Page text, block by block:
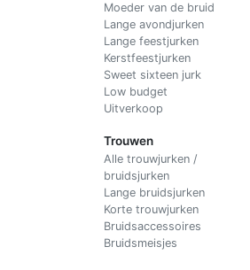
Moeder van de bruid
Lange avondjurken
Lange feestjurken
Kerstfeestjurken
Sweet sixteen jurk
Low budget
Uitverkoop
Trouwen
Alle trouwjurken /
bruidsjurken
Lange bruidsjurken
Korte trouwjurken
Bruidsaccessoires
Bruidsmeisjes